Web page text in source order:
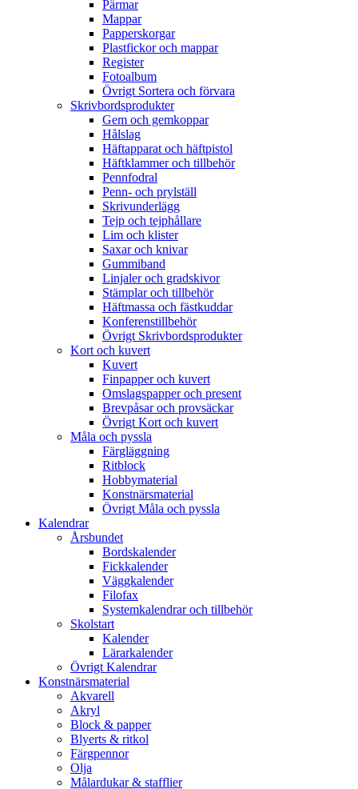
Pärmar
Mappar
Papperskorgar
Plastfickor och mappar
Register
Fotoalbum
Övrigt Sortera och förvara
Skrivbordsprodukter
Gem och gemkoppar
Hålslag
Häftapparat och häftpistol
Häftklammer och tillbehör
Pennfodral
Penn- och prylställ
Skrivunderlägg
Tejp och tejphållare
Lim och klister
Saxar och knivar
Gummiband
Linjaler och gradskivor
Stämplar och tillbehör
Häftmassa och fästkuddar
Konferenstillbehör
Övrigt Skrivbordsprodukter
Kort och kuvert
Kuvert
Finpapper och kuvert
Omslagspapper och present
Brevpåsar och provsäckar
Övrigt Kort och kuvert
Måla och pyssla
Färgläggning
Ritblock
Hobbymaterial
Konstnärsmaterial
Övrigt Måla och pyssla
Kalendrar
Årsbundet
Bordskalender
Fickkalender
Väggkalender
Filofax
Systemkalendrar och tillbehör
Skolstart
Kalender
Lärarkalender
Övrigt Kalendrar
Konstnärsmaterial
Akvarell
Akryl
Block & papper
Blyerts & ritkol
Färgpennor
Olja
Målardukar & stafflier